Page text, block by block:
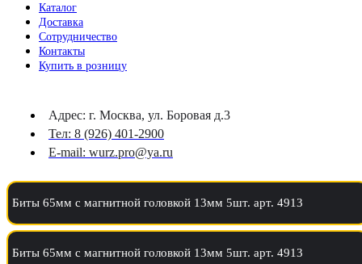
Каталог
Доставка
Сотрудничество
Контакты
Купить в розницу
Адрес: г. Москва, ул. Боровая д.3
Тел: 8 (926) 401-2900
E-mail: wurz.pro@ya.ru
Биты 65мм с магнитной головкой 13мм 5шт. арт. 4913
Биты 65мм с магнитной головкой 13мм 5шт. арт. 4913